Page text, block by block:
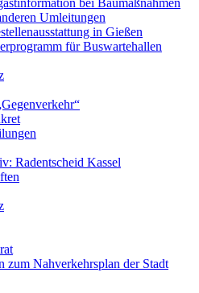
bei Baumaßnahmen
Umleitungen
in Gießen
für Buswartehallen
Radentscheid Kassel
zum Nahverkehrsplan der Stadt